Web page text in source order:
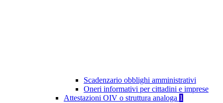
Scadenzario obblighi amministrativi
Oneri informativi per cittadini e imprese
Attestazioni OIV o struttura analoga 1